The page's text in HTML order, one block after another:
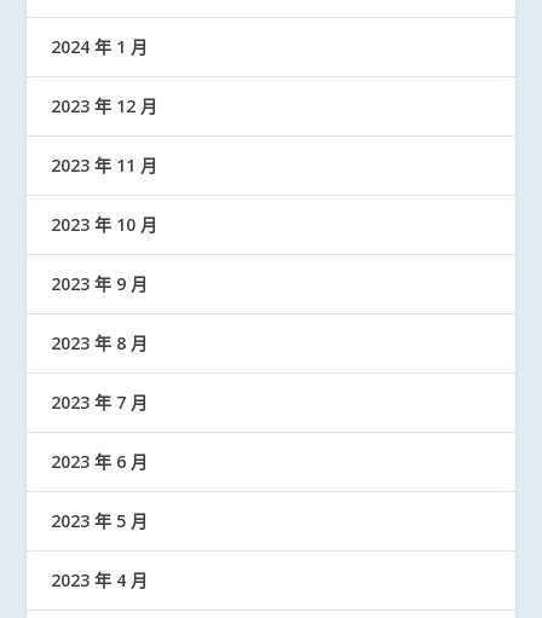
2024 年 1 月
2023 年 12 月
2023 年 11 月
2023 年 10 月
2023 年 9 月
2023 年 8 月
2023 年 7 月
2023 年 6 月
2023 年 5 月
2023 年 4 月